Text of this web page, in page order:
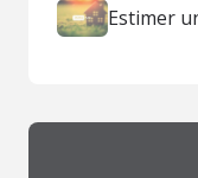
Estimer